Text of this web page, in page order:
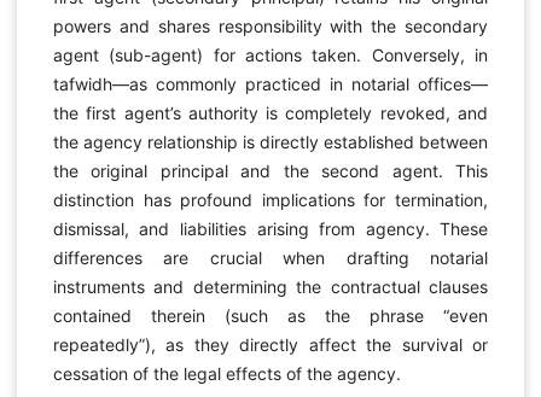
powers and shares responsibility with the secondary
agent (sub-agent) for actions taken. Conversely, in
tafwidh—as commonly practiced in notarial offices—
the first agent’s authority is completely revoked, and
the agency relationship is directly established between
the original principal and the second agent. This
distinction has profound implications for termination,
dismissal, and liabilities arising from agency. These
differences are crucial when drafting notarial
instruments and determining the contractual clauses
contained therein (such as the phrase “even
repeatedly”), as they directly affect the survival or
cessation of the legal effects of the agency.